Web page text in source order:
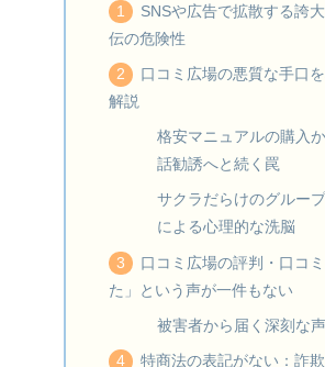
SNSや広告で拡散する誇
伝の危険性
口コミ広場の悪質な手口
解説
格安マニュアルの購入
話勧誘へと続く罠
サクラだらけのグルー
による心理的な洗脳
口コミ広場の評判・口コ
た」という声が一件もない
被害者から届く深刻な声
特商法の表記がない：詐